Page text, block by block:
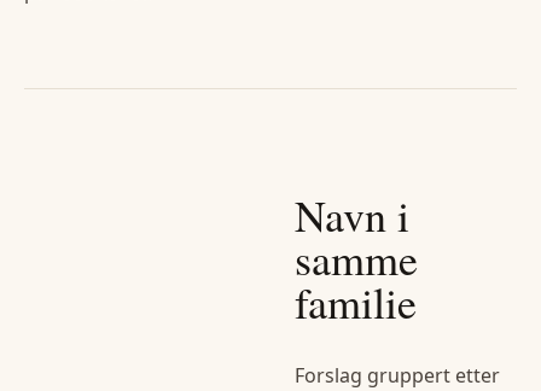
Navn i
samme
familie
Forslag gruppert etter